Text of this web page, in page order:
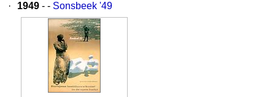
·
1949 - - Sonsbeek '49